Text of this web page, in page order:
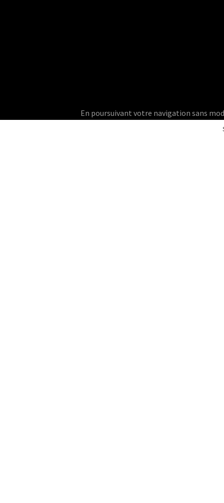
En poursuivant votre navigation sans